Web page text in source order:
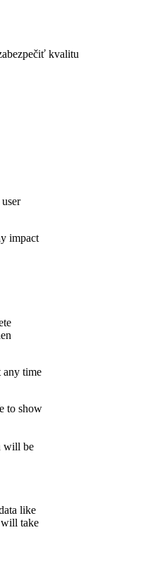
kvalitu
impact
any time
to show
will be
like
will take